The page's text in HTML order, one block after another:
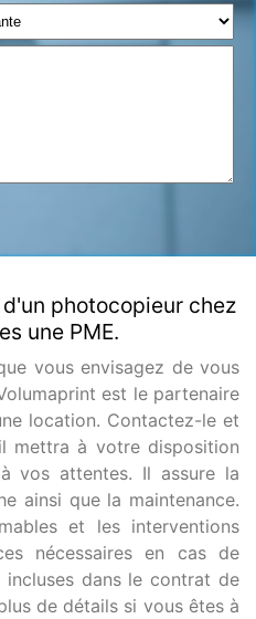
photocopieur chez
une PME.
vous envisagez de vous
est le partenaire
location. Contactez-le et
mettra à votre disposition
vos attentes. Il assure la
ainsi que la maintenance.
et les interventions
nécessaires en cas de
dans le contrat de
de détails si vous êtes à